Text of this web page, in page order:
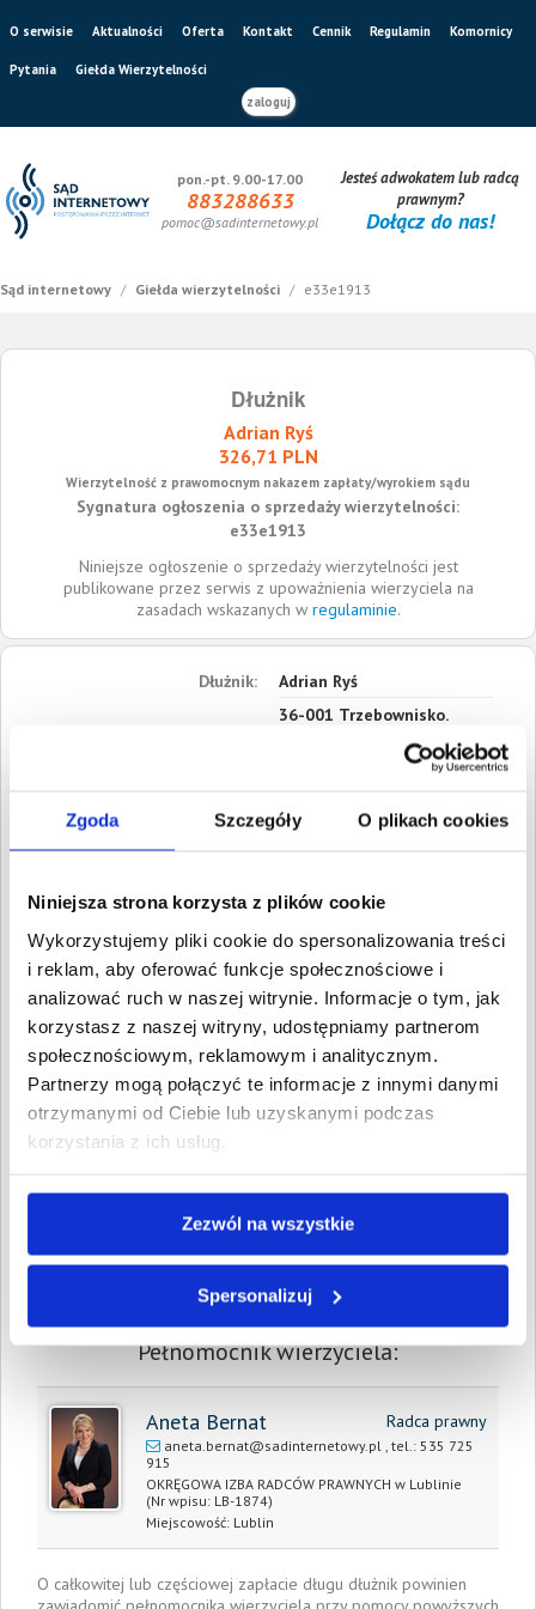
Zgoda Szczegóły O plikach cookies
Niniejsza strona korzysta z plików cookie
Wykorzystujemy pliki cookie do spersonalizowania treści
i reklam, aby oferować funkcje społecznościowe i
analizować ruch w naszej witrynie. Informacje o tym, jak
korzystasz z naszej witryny, udostępniamy partnerom
społecznościowym, reklamowym i analitycznym.
Partnerzy mogą połączyć te informacje z innymi danymi
otrzymanymi od Ciebie lub uzyskanymi podczas
korzystania z ich usług.
Zezwól na wszystkie
Spersonalizuj
O serwisie Aktualności Oferta Kontakt Cennik Regulamin Komornicy
Pytania
Giełda Wierzytelności
zaloguj
pon.-pt. 9.00-17.00
883288633
pomoc@sadinternetowy.pl
Jesteś adwokatem lub radcą
prawnym?
Dołącz do nas!
Sąd internetowy / Giełda wierzytelności / e33e1913
Dłużnik
Adrian Ryś
326,71 PLN
Wierzytelność z prawomocnym nakazem zapłaty/wyrokiem sądu
Sygnatura ogłoszenia o sprzedaży wierzytelności:
e33e1913
Niniejsze ogłoszenie o sprzedaży wierzytelności jest
publikowane przez serwis z upoważnienia wierzyciela na
zasadach wskazanych w regulaminie.
Dłużnik:
Adrian Ryś
36-001 Trzebownisko.
Wartość:
200,00 PLN
Data wymagalności:4
2. Cywilne
Data wymagalności:11
czerwca 2014
W sumie: Wartość:
700,00 PLN
Koszty sądowe: 210,38 PLN
Spłacono:
583,67 PLN
Całkowita
wartość wierzytelności:
326,71 PLN
Prawomocny nakaz
zapłaty/
9 marca 2015
Data wystawienia: 9 lipca 2016
Pełnomocnik wierzyciela:
Aneta Bernat Radca prawny
aneta.bernat@sadinternetowy.pl , tel.: 535 725
915
OKRĘGOWA IZBA RADCÓW PRAWNYCH w Lublinie
(Nr wpisu: LB-1874)
Miejscowość: Lublin
O całkowitej lub częściowej zapłacie długu dłużnik powinien